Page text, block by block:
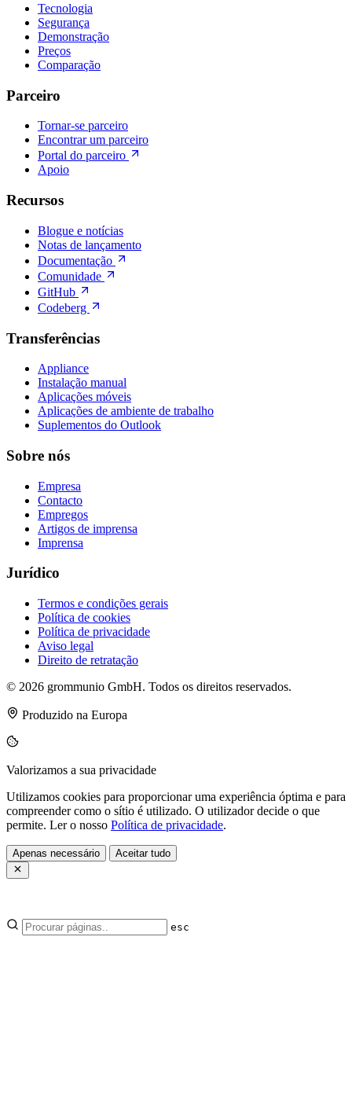
Tecnologia
Segurança
Demonstração
Preços
Comparação
Parceiro
Tornar-se parceiro
Encontrar um parceiro
Portal do parceiro
Apoio
Recursos
Blogue e notícias
Notas de lançamento
Documentação
Comunidade
GitHub
Codeberg
Transferências
Appliance
Instalação manual
Aplicações móveis
Aplicações de ambiente de trabalho
Suplementos do Outlook
Sobre nós
Empresa
Contacto
Empregos
Artigos de imprensa
Imprensa
Jurídico
Termos e condições gerais
Política de cookies
Política de privacidade
Aviso legal
Direito de retratação
© 2026 grommunio GmbH. Todos os direitos reservados.
Produzido na Europa
Valorizamos a sua privacidade
Utilizamos cookies para proporcionar uma experiência óptima e para
compreender como o sítio é utilizado. O utilizador decide o que
permite. Ler o nosso Política de privacidade.
Apenas necessário Aceitar tudo
esc